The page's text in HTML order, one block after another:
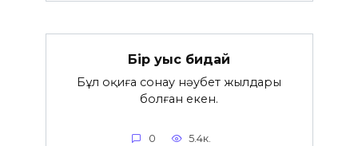
Бір уыс бидай
Бұл оқиға сонау нәубет жылдары
болған екен.
0 5.4к.